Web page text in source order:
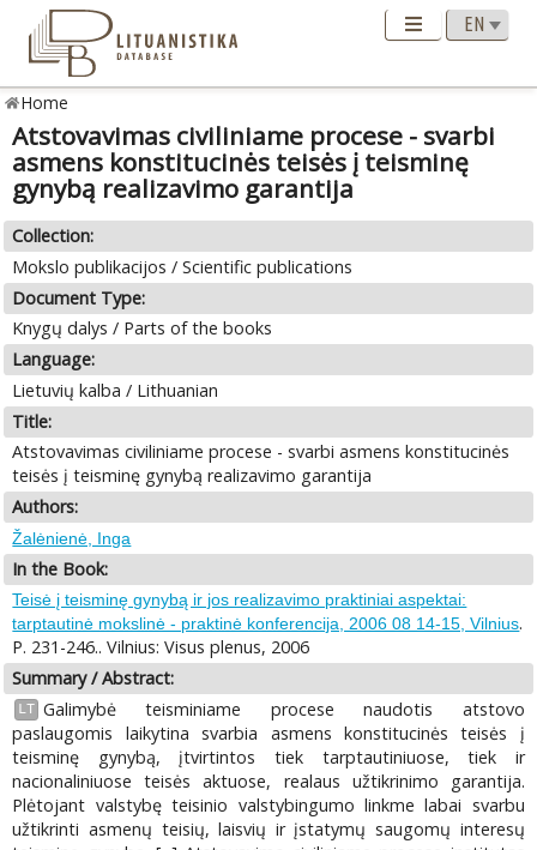
Home
Atstovavimas civiliniame procese - svarbi
asmens konstitucinės teisės į teisminę
gynybą realizavimo garantija
Collection:
Mokslo publikacijos / Scientific publications
Document Type:
Knygų dalys / Parts of the books
Language:
Lietuvių kalba / Lithuanian
Title:
Atstovavimas civiliniame procese - svarbi asmens konstitucinės
teisės į teisminę gynybą realizavimo garantija
Authors:
Žalėnienė, Inga
In the Book:
Teisė į teisminę gynybą ir jos realizavimo praktiniai aspektai:
tarptautinė mokslinė - praktinė konferencija, 2006 08 14-15, Vilnius.
P. 231-246.. Vilnius: Visus plenus, 2006
Summary / Abstract:
LT Galimybė teisminiame procese naudotis atstovo
paslaugomis laikytina svarbia asmens konstitucinės teisės į
teisminę gynybą, įtvirtintos tiek tarptautiniuose, tiek ir
nacionaliniuose teisės aktuose, realaus užtikrinimo garantija.
Plėtojant valstybę teisinio valstybingumo linkme labai svarbu
užtikrinti asmenų teisių, laisvių ir įstatymų saugomų interesų